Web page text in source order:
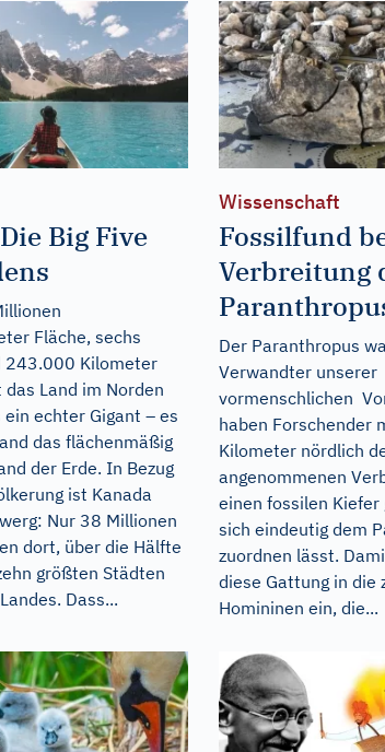
Big Five
Fläche, sechs
243.000 Kilometer
Land im Norden
echter Gigant – es
das flächenmäßig
der Erde. In Bezug
ist Kanada
Nur 38 Millionen
dort, über die Hälfte
größten Städten
Dass...
Wissenschaft
Fossilfund
Verbreitung
Der Paranthropus
Verwandter unserer
vormenschlichen
haben Forschender
Kilometer nördlich
angenommenen
einen fossilen Kiefer
sich eindeutig dem
zuordnen lässt.
diese Gattung in die
Homininen ein, die...